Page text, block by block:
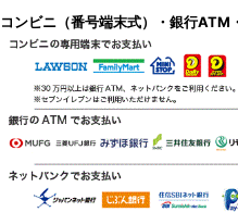
コンビニ（番号端末式）・銀行ATM